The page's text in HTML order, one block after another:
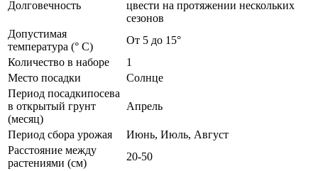
Долговечность
цвести на протяжении нескольких
сезонов
Допустимая
температура (° C)
От 5 до 15°
Количество в наборе
1
Место посадки
Солнце
Период посадкипосева
в открытый грунт
(месяц)
Апрель
Период сбора урожая
Июнь, Июль, Август
Расстояние между
растениями (см)
20-50